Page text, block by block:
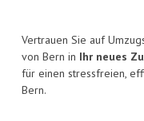
Vertrauen Sie auf
von Bern in Ihr neues
für einen stressfreien,
Bern.